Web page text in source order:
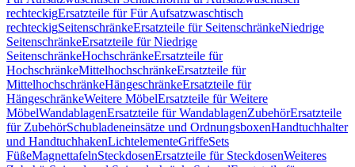
rechteckigErsatzteile für Für Aufsatzwaschtisch
rechteckigSeitenschränkeErsatzteile für SeitenschränkeNiedrige
SeitenschränkeErsatzteile für Niedrige
SeitenschränkeHochschränkeErsatzteile für
HochschränkeMittelhochschränkeErsatzteile für
MittelhochschränkeHängeschränkeErsatzteile für
HängeschränkeWeitere MöbelErsatzteile für Weitere
MöbelWandablagenErsatzteile für WandablagenZubehörErsatzteile
für ZubehörSchubladeneinsätze und OrdnungsboxenHandtuchhalter
und HandtuchhakenLichtelementeGriffeSets
FüßeMagnettafelnSteckdosenErsatzteile für SteckdosenWeiteres